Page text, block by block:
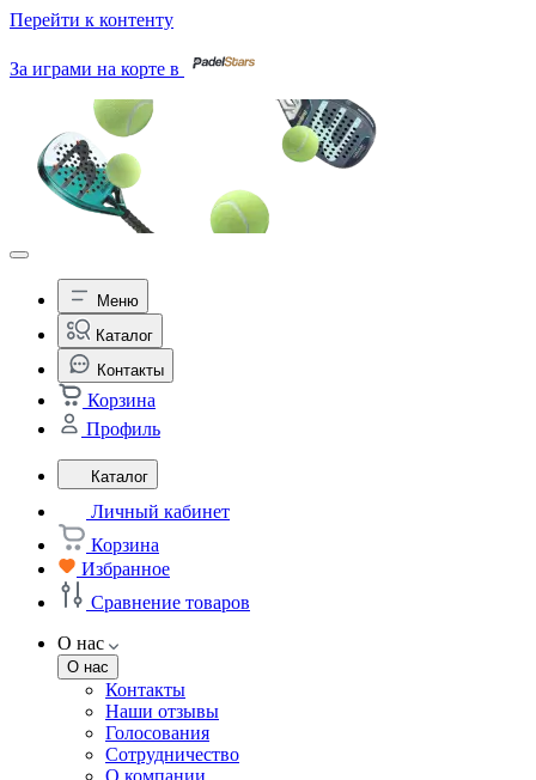
Перейти к контенту
За играми на корте в
Меню
Каталог
Контакты
Корзина
Профиль
Каталог
Личный кабинет
Корзина
Избранное
Сравнение товаров
О нас
О нас
Контакты
Наши отзывы
Голосования
Сотрудничество
О компании